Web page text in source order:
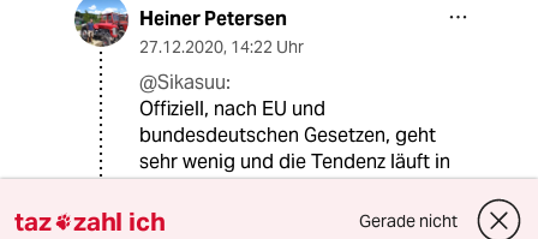
Heiner Petersen
27.12.2020, 14:22 Uhr
@Sikasuu:
Offiziell, nach EU und
bundesdeutschen Gesetzen, geht
sehr wenig und die Tendenz läuft in
www.umweltwirtscha...nd-Tendenzen-
taz zahl ich Gerade nicht